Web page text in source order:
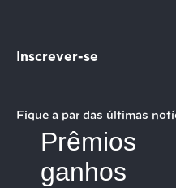
Inscrever-se
Fique a par das últimas
Prêmios
ganhos